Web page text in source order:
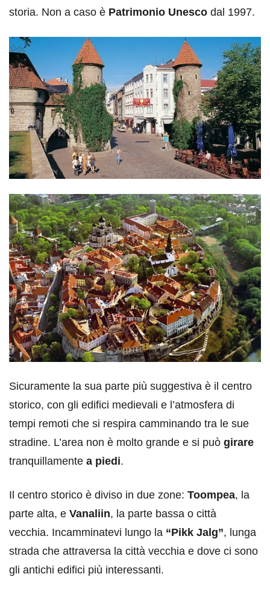
storia. Non a caso è Patrimonio Unesco dal 1997.
Sicuramente la sua parte più suggestiva è il centro
storico, con gli edifici medievali e l’atmosfera di
tempi remoti che si respira camminando tra le sue
stradine. L’area non è molto grande e si può girare
tranquillamente a piedi.
Il centro storico è diviso in due zone: Toompea, la
parte alta, e Vanaliin, la parte bassa o città
vecchia. Incamminatevi lungo la “Pikk Jalg”, lunga
strada che attraversa la città vecchia e dove ci sono
gli antichi edifici più interessanti.